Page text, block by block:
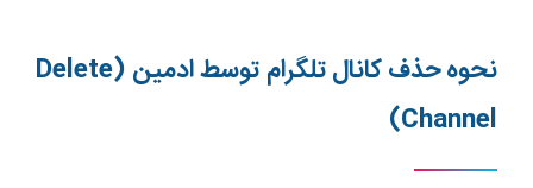
نحوه حذف کانال تلگرام توسط ادمین (Delete
Channel)